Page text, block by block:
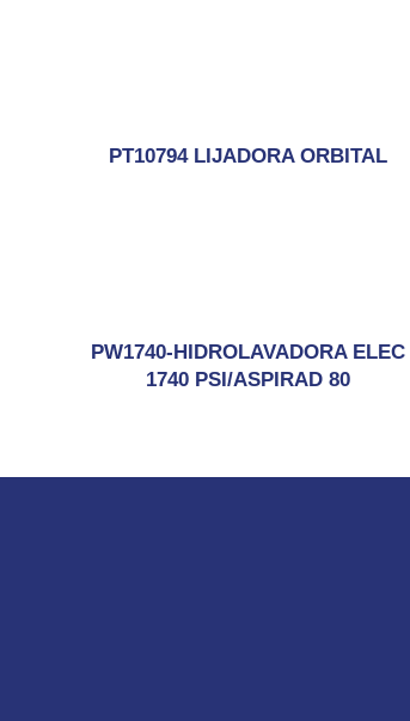
PT10794 LIJADORA ORBITAL
PW1740-HIDROLAVADORA ELEC
1740 PSI/ASPIRAD 80